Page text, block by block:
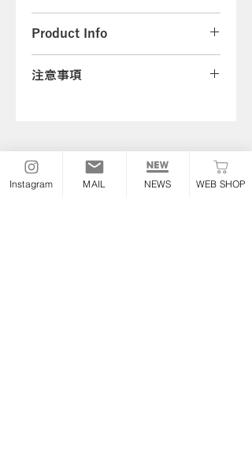
ー（4速フレーム、エボスポ）
84年～99年式のソフテイル
Product Info
注意事項
Instagram MAIL NEWS WEB SHOP